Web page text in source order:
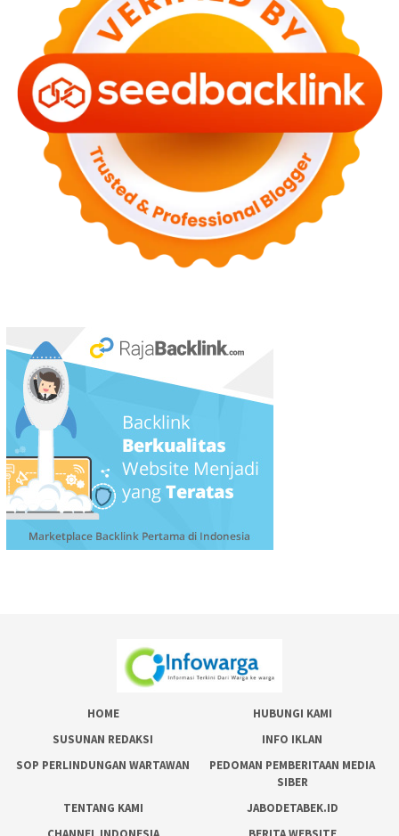
HOME
HUBUNGI KAMI
SUSUNAN REDAKSI
INFO IKLAN
SOP PERLINDUNGAN WARTAWAN
PEDOMAN PEMBERITAAN MEDIA
SIBER
TENTANG KAMI
JABODETABEK.ID